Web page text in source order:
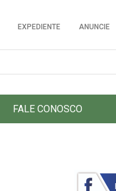
EXPEDIENTE ANUNCIE
FALE CONOSCO